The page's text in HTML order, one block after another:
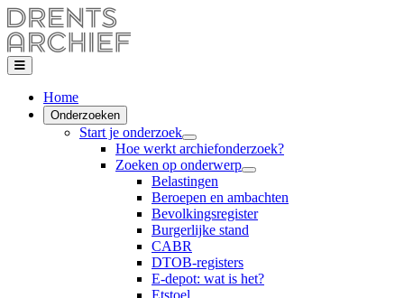
Home
Onderzoeken
Start je onderzoek
Hoe werkt archiefonderzoek?
Zoeken op onderwerp
Belastingen
Beroepen en ambachten
Bevolkingsregister
Burgerlijke stand
CABR
DTOB-registers
E-depot: wat is het?
Etstoel